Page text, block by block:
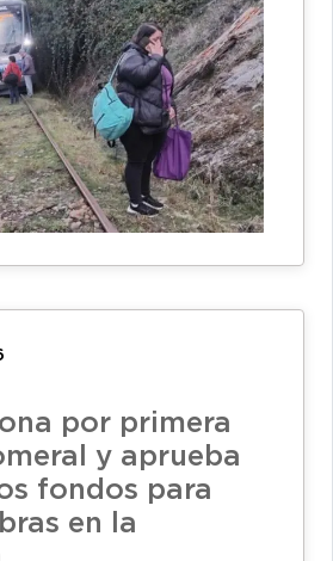
por primera
y aprueba
fondos para
en la